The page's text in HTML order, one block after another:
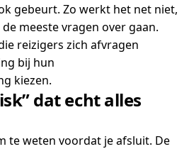
gebeurt. Zo werkt het net niet,
meeste vragen over gaan.
reizigers zich afvragen
bij hun
kiezen.
dat echt alles
te weten voordat je afsluit. De